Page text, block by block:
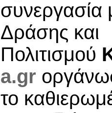
συνεργασία
Δράσης και
Πολιτισμού
a.gr
το